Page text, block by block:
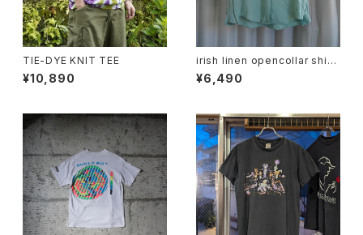
TIE-DYE KNIT TEE
¥10,890
irish linen opencollar shirt
"mint"
¥6,490